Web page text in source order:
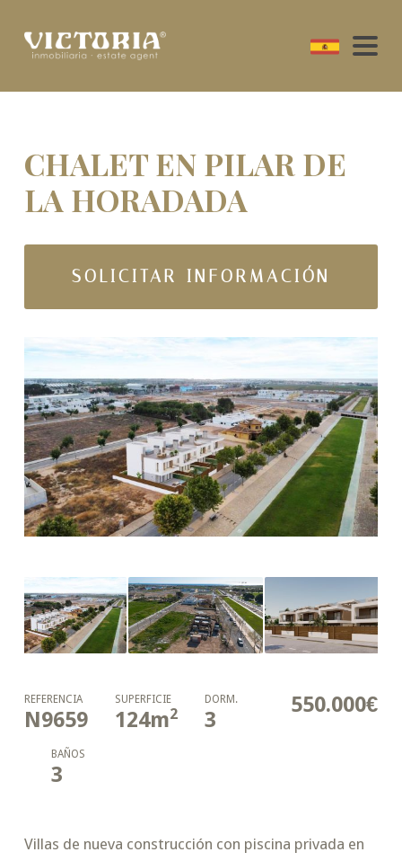
CHALET EN PILAR DE
LA HORADADA
SOLICITAR INFORMACIÓN
550.000€
REFERENCIA
N9659
SUPERFICIE
124m2
DORM.
3
BAÑOS
3
Villas de nueva construcción con piscina privada en